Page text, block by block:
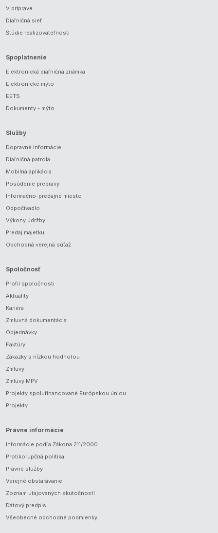
V príprave
Diaľničná sieť
Štúdie realizovateľnosti
Spoplatnenie
Elektronická diaľničná známka
Elektronické mýto
EETS
Dokumenty - mýto
Služby
Dopravné informácie
Diaľničná patrola
Mobilná aplikácia
Posúdenie prepravy
Informačno-predajné miesto
Odpočívadlo
Výkony údržby
Predaj majetku
Obchodná verejná súťaž
Spoločnosť
Profil spoločnosti
Aktuality
Kariéra
Zmluvná dokumentácia
Objednávky
Faktúry
Zákazky s nízkou hodnotou
Zmluvy
Zmluvy MPV
Projekty spolufinancované Európskou úniou
Projekty
Právne informácie
Informácie podľa Zákona 211/2000
Protikorupčná politika
Právne služby
Verejné obstarávanie
Zoznam utajovaných skutočností
Dátový predpis
Všeobecné obchodné podmienky